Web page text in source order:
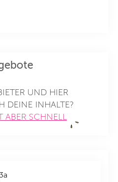
UND HIER
DEINE INHALTE?
ABER SCHNELL